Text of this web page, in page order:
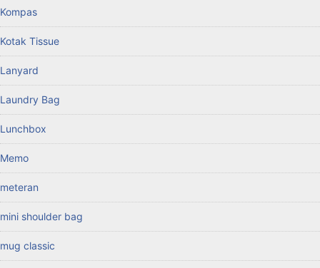
Kompas
Kotak Tissue
Lanyard
Laundry Bag
Lunchbox
Memo
meteran
mini shoulder bag
mug classic